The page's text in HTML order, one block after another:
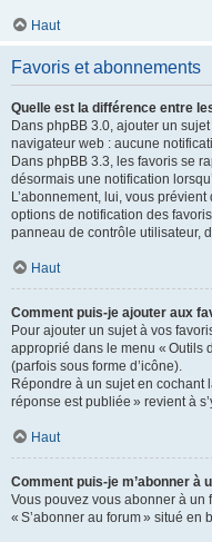
Haut
Favoris et abonnements
Quelle est la différence entre
Dans phpBB 3.0, ajouter un
navigateur web : aucune
Dans phpBB 3.3, les favoris se
désormais une notification
L’abonnement, lui, vous
options de notification des
panneau de contrôle utilisateur,
Haut
Comment puis-je ajouter aux
Pour ajouter un sujet à vos
approprié dans le menu « Outils
(parfois sous forme d’icône).
Répondre à un sujet en cochant
réponse est publiée » revient à
Haut
Comment puis-je m’abonner à
Vous pouvez vous abonner à
« S’abonner au forum » situé en